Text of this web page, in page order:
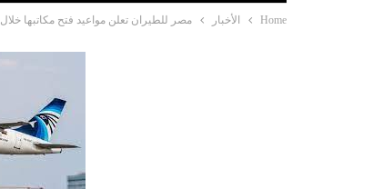
Home الأخبار مصر للطيران تعلن مواعيد فتح مكاتبها